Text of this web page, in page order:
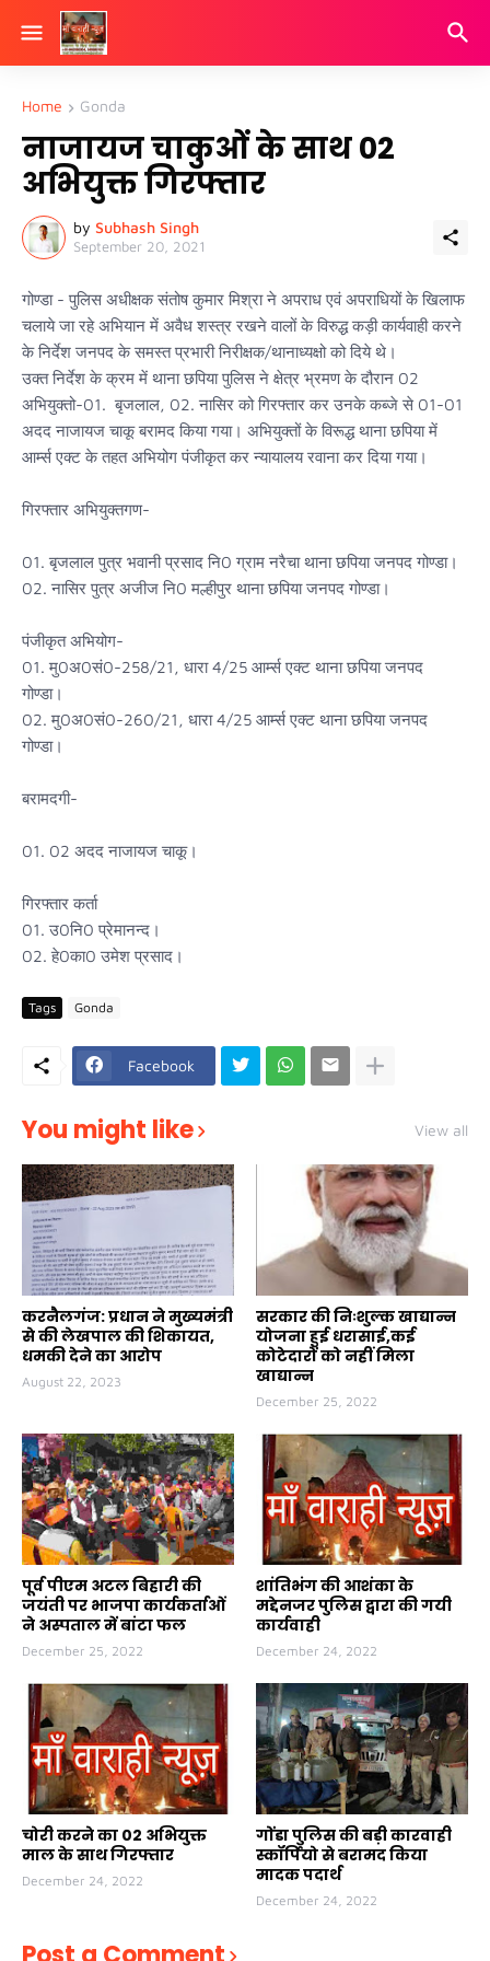
Home Gonda
नाजायज चाकुओं के साथ 02
अभियुक्त गिरफ्तार
by Subhash Singh
September 20, 2021
गोण्डा - पुलिस अधीक्षक संतोष कुमार मिश्रा ने अपराध एवं अपराधियों के खिलाफ
चलाये जा रहे अभियान में अवैध शस्त्र रखने वालों के विरुद्ध कड़ी कार्यवाही करने
के निर्देश जनपद के समस्त प्रभारी निरीक्षक/थानाध्यक्षो को दिये थे।
उक्त निर्देश के क्रम में थाना छपिया पुलिस ने क्षेत्र भ्रमण के दौरान 02
अभियुक्तो-01. बृजलाल, 02. नासिर को गिरफ्तार कर उनके कब्जे से 01-01
अदद नाजायज चाकू बरामद किया गया। अभियुक्तों के विरूद्ध थाना छपिया में
आर्म्स एक्ट के तहत अभियोग पंजीकृत कर न्यायालय रवाना कर दिया गया।
गिरफ्तार अभियुक्तगण-
01. बृजलाल पुत्र भवानी प्रसाद नि0 ग्राम नरैचा थाना छपिया जनपद गोण्डा।
02. नासिर पुत्र अजीज नि0 मल्हीपुर थाना छपिया जनपद गोण्डा।
पंजीकृत अभियोग-
01. मु0अ0सं0-258/21, धारा 4/25 आर्म्स एक्ट थाना छपिया जनपद
गोण्डा।
02. मु0अ0सं0-260/21, धारा 4/25 आर्म्स एक्ट थाना छपिया जनपद
गोण्डा।
बरामदगी-
01. 02 अदद नाजायज चाकू।
गिरफ्तार कर्ता
01. उ0नि0 प्रेमानन्द।
02. हे0का0 उमेश प्रसाद।
Tags Gonda
Facebook
You might like View all
करनैलगंज: प्रधान ने मुख्यमंत्री
से की लेखपाल की शिकायत,
धमकी देने का आरोप
August 22, 2023
सरकार की निःशुल्क खाद्यान्न
योजना हुई धरासाई,कई
कोटेदारों को नहीं मिला
खाद्यान्न
December 25, 2022
पूर्व पीएम अटल बिहारी की
जयंती पर भाजपा कार्यकर्ताओं
ने अस्पताल में बांटा फल
December 25, 2022
शांतिभंग की आशंका के
मद्देनजर पुलिस द्वारा की गयी
कार्यवाही
December 24, 2022
चोरी करने का 02 अभियुक्त
माल के साथ गिरफ्तार
December 24, 2022
गोंडा पुलिस की बड़ी कारवाही
स्कॉर्पियो से बरामद किया
मादक पदार्थ
December 24, 2022